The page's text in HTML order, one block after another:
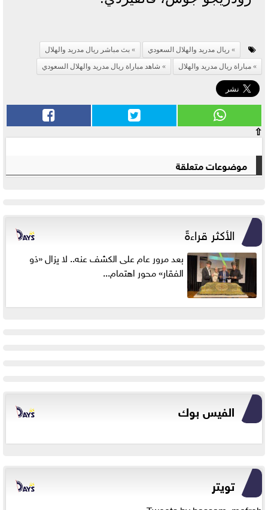
ريال مدريد والهلال السعودي
بث مباشر ريال مدريد والهلال
مباراة ريال مدريد والهلال
شاهد مباراة ريال مدريد والهلال السعودي
⇧
موضوعات متعلقة
الأكثر قراءةً
بعد مرور عام على الكشف عنه.. لا يزال «ذو
الفقار» محور اهتمام...
الفيس بوك
تويتر